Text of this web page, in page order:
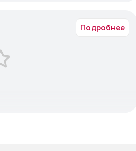
продуктов микроорганизмами и
актами, регулирующими
Подробнее